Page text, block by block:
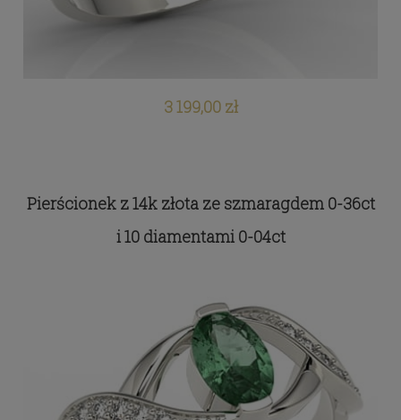
3 199,00 zł
Pierścionek z 14k złota ze szmaragdem 0-36ct
i 10 diamentami 0-04ct